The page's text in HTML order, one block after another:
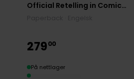
Official Retelling in Comic
27900
På nettlager